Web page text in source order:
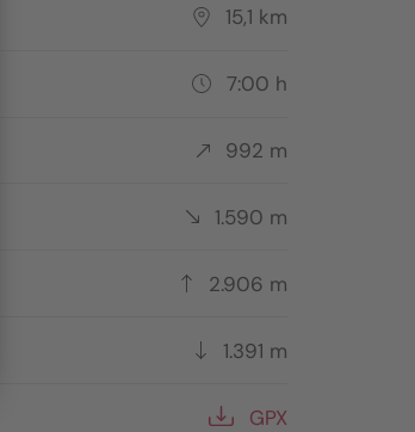
15,1 km
7:00 h
992 m
1.590 m
2.906 m
1.391 m
GPX